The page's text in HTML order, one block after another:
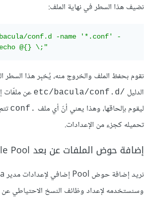
نضيف هذا السطر في نهاية الملف:
conf.d -name '*.conf' -
@{} \;"
نقوم بحفظ الملف والخروج منه، يُخبِر هذا السطر
الدليل /etc/bacula/conf.d
عن ملفّات
ليقوم بإلحاقها، وهذا يعني أنّ أي ملف .conf
تحميله كجزء من الإعدادات.
إضافة حوض الملفات عن بعد RemoteFile Pool
وسنستخدمه لإعداد وظائف النسخ الاحتياطي عن